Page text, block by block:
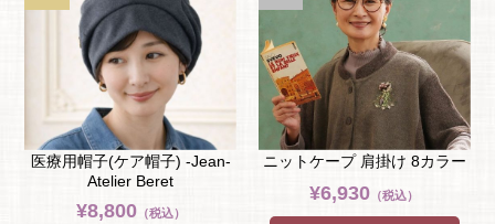
医療用帽子(ケア帽子) -Jean-
Atelier Beret
¥8,800（税込）
ニットケープ 肩掛け 8カラー
¥6,930 （税込）